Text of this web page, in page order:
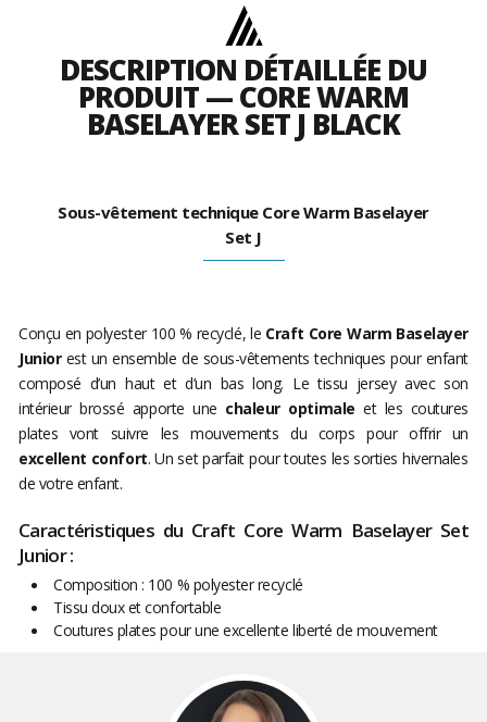
DESCRIPTION DÉTAILLÉE DU
PRODUIT — CORE WARM
BASELAYER SET J BLACK
Sous-vêtement technique Core Warm Baselayer
Set J
Conçu en polyester 100 % recyclé, le Craft Core Warm Baselayer
Juniorest un ensemble de sous-vêtements techniques pour enfant
composé d’un haut et d’un bas long. Le tissu jersey avec son
intérieur brossé apporte une chaleur optimale et les coutures
plates vont suivre les mouvements du corps pour offrir un
excellent confort. Un set parfait pour toutes les sorties hivernales
de votre enfant.
Caractéristiques du Craft Core Warm Baselayer Set
Junior :
Composition : 100 % polyester recyclé
Tissu doux et confortable
Coutures plates pour une excellente liberté de mouvement